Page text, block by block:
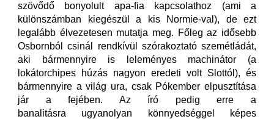
szövődő bonyolult apa-fia kapcsolathoz (ami a
különszámban kiegészül a kis Normie-val), de ezt
legalább élvezetesen mutatja meg. Főleg az idősebb
Osbornból csinál rendkívül szórakoztató szemétládát,
aki bármennyire is leleményes machinátor (a
lokátorchipes húzás nagyon eredeti volt Slottól), és
bármennyire a világ ura, csak Pókember elpusztítása
jár a fejében. Az író pedig erre a
banalitásra ugyanolyan könnyedséggel képes